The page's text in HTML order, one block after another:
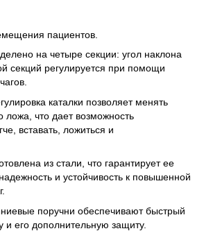
пациентов.
на четыре секции: угол наклона
секций регулируется при помощи
каталки позволяет менять
ложа, что дает возможность
вставать, ложиться и
из стали, что гарантирует ее
и устойчивость к повышенной
поручни обеспечивают быстрый
и его дополнительную защиту.